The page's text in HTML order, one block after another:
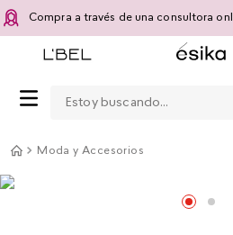
Compra a través de una consultora
Moda y Accesorios